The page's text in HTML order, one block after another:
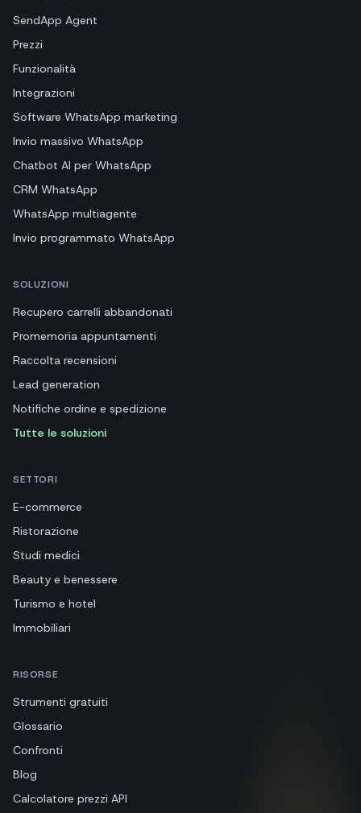
SendApp Agent
Prezzi
Funzionalità
Integrazioni
Software WhatsApp marketing
Invio massivo WhatsApp
Chatbot AI per WhatsApp
CRM WhatsApp
WhatsApp multiagente
Invio programmato WhatsApp
SOLUZIONI
Recupero carrelli abbandonati
Promemoria appuntamenti
Raccolta recensioni
Lead generation
Notifiche ordine e spedizione
Tutte le soluzioni
SETTORI
E-commerce
Ristorazione
Studi medici
Beauty e benessere
Turismo e hotel
Immobiliari
RISORSE
Strumenti gratuiti
Glossario
Confronti
Blog
Calcolatore prezzi API